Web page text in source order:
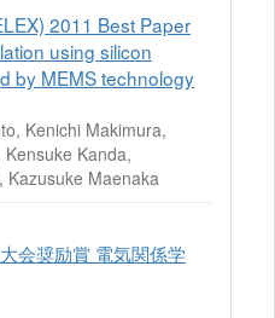
2011 Best Paper
using silicon
by MEMS technology
Kenichi Makimura,
Kanda,
Kazusuke Maenaka
会奨励賞 電気関係学